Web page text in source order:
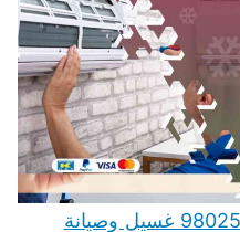
تصليح مكيفات السالمي 98025055 غسيل وصيانة